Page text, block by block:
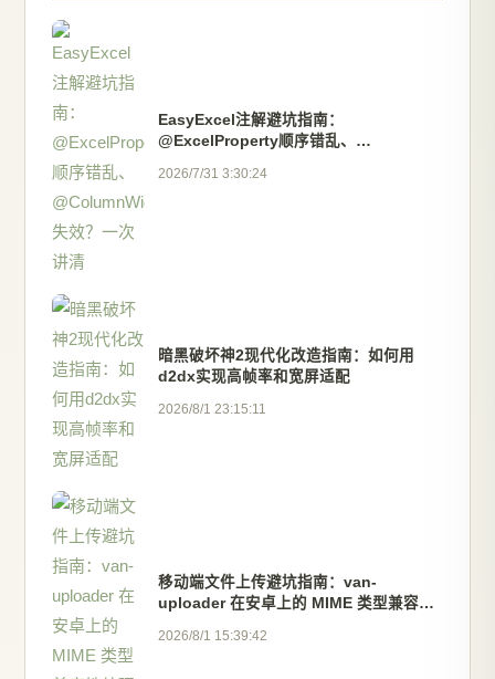
EasyExcel注解避坑指南：
@ExcelProperty顺序错乱、
2026/7/31 3:30:24
暗黑破坏神2现代化改造指南：如何用
d2dx实现高帧率和宽屏适配
2026/8/1 23:15:11
移动端文件上传避坑指南：van-
uploader 在安卓上的 MIME 类型兼容性
2026/8/1 15:39:42